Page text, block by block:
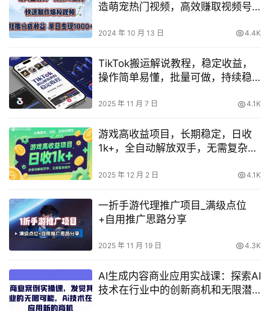
造萌宠热门视频，高效赚取视频号
2024 年 10 月 13 日 4.4K
TikTok搬运解说教程，稳定收益，
操作简单易懂，批量可做，持续稳
2025 年 11 月 7 日 4.1K
游戏高收益项目，长期稳定，日收
1k+，全自动解放双手，无需复杂操
2025 年 12 月 2 日 4.1K
一折手游代理推广项目_满级点位
+自用推广思路分享
2025 年 11 月 19 日 4.3K
AI生成内容商业应用实战课：探索AI
技术在行业中的创新商机和无限潜